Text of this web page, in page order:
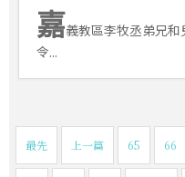
嘉義教區李牧丞弟兄
令...
最先 上一篇 65 66